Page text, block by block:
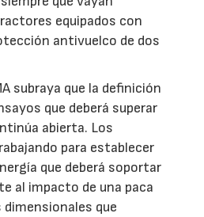
equipados con
antivuelco de dos
subraya que la definición
que deberá superar
abierta. Los
para establecer
que deberá soportar
al impacto de una paca
que